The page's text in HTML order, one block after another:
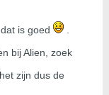
is goed
bij Alien, zoek
zijn dus de